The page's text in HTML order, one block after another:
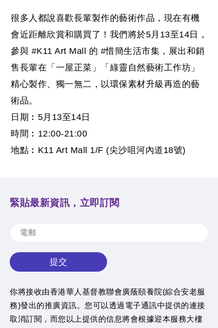
很多人都說喜歡長輩製作的藝術作品，現在有機
會近距離欣賞和購買了！我們將於5月13至14日，
參與 #K11 Art Mall 的 #惜簡生活市集 ，展出和銷
售長輩在「一屋正菜」「綠靈自然藝術工作坊」
精心製作、獨一無二， 以環保素材升級再造的藝
術品。
日期︰5月13至14日
時間︰12:00-21:00
地點︰K11 Art Mall 1/F (尖沙咀河內道18號)
緊貼最新資訊，立即訂閱
提交
你將接收由香港華人基督教聯會廣蔭頤養院(綜合安老服
務)發出的推廣資訊。您可以透過電子通訊中提供的連接
取消訂閱，而您以上提供的信息將會根據迎本服務大樓